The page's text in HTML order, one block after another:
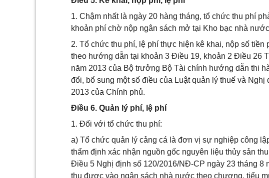
1. Chậm nhất là ngày 20 hàng tháng, tổ chức thu phí
khoản phí chờ nộp ngân sách mở tại Kho bạc nhà
2. Tổ chức thu phí, lệ phí thực hiện kê khai, nộp số
theo hướng dẫn tại khoản 3 Điều 19, khoản 2 Điều 26
năm 2013 của Bộ trưởng Bộ Tài chính hướng dẫn thi
đổi, bổ sung một số điều của Luật quản lý thuế và
2013 của Chính phủ.
Điều 6. Quản lý phí, lệ phí
1. Đối với tổ chức thu phí:
a) Tổ chức quản lý cảng cá là đơn vị sự nghiệp công
thẩm định xác nhận nguồn gốc nguyên liệu thủy sản
Điều 5 Nghị định số 120/2016/NĐ-CP ngày 23 tháng 8
thu được vào ngân sách nhà nước theo chương, tiểu